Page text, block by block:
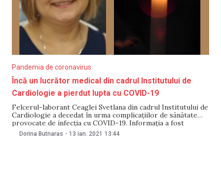
Pandemia de coronavirus
Încă un lucrător medical din cadrul Institutului de
Cardiologie a pierdut lupta cu COVID-19
Felcerul-laborant Ceaglei Svetlana din cadrul Institutului de
Cardiologie a decedat în urma complicațiilor de sănătate
provocate de infecția cu COVID-19. Informația a fost
confirmată de reprezentanții Institutului de Cardiologie pe
Dorina Butnaras - 13 ian. 2021 13:44